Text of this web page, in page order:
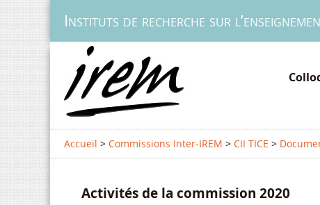
Instituts de recherche sur
Accueil > Commissions Inter-IREM > CII TICE >
Activités de la commission 2020